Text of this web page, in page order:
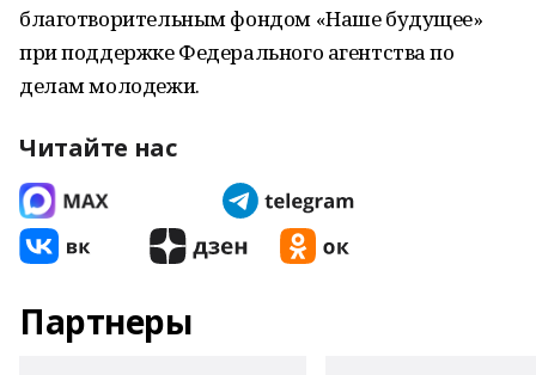
благотворительным фондом «Наше будущее»
при поддержке Федерального агентства по
делам молодежи.
Читайте нас
Партнеры